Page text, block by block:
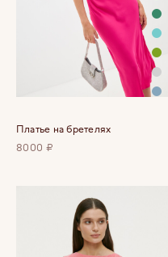
Платье на бретелях
8000 ₽